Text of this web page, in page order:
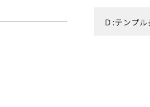
Ｄ:テンプル